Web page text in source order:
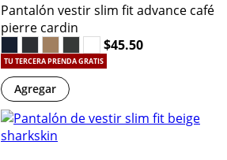
Pantalón vestir slim fit advance café
pierre cardin
$45.50
TU TERCERA PRENDA GRATIS
Agregar